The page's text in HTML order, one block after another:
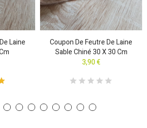
Laine
Coupon De Feutre De Laine
Sable Chiné 30 X 30 Cm
3,90 €